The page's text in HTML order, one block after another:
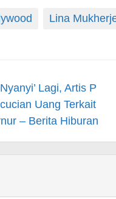
Lina
Lagi, Artis P
Uang Terkait
– Berita Hiburan